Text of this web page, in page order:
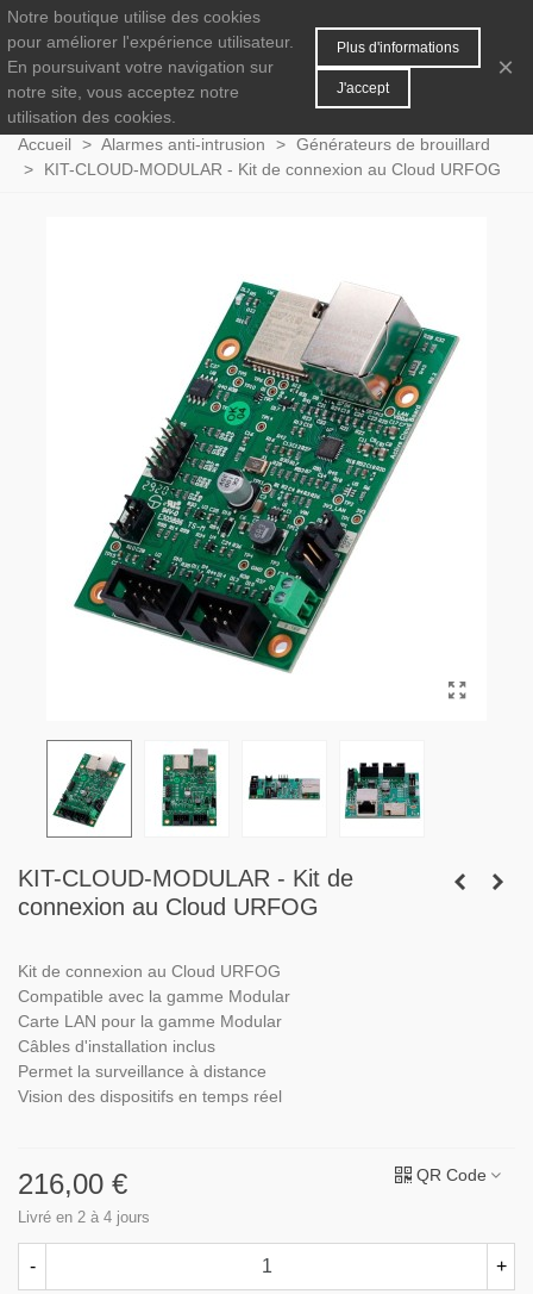
0 MENU
Accueil > Alarmes anti-intrusion > Générateurs de brouillard
>
KIT-CLOUD-MODULAR - Kit de connexion au Cloud URFOG
KIT-CLOUD-MODULAR - Kit de
connexion au Cloud URFOG
Kit de connexion au Cloud URFOG
Compatible avec la gamme Modular
Carte LAN pour la gamme Modular
Câbles d'installation inclus
Permet la surveillance à distance
Vision des dispositifs en temps réel
216,00 €
Livré en 2 à 4 jours
QR Code
- +
Notre boutique utilise des cookies
pour améliorer l'expérience utilisateur.
En poursuivant votre navigation sur
notre site, vous acceptez notre
utilisation des cookies.
Plus d'informations
J'accept
×